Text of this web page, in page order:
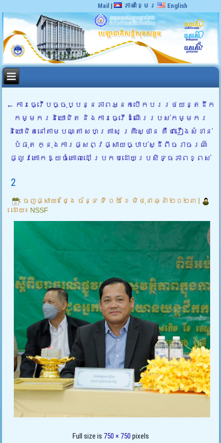
Mail | ភាសាខ្មែរ English
← ការធ្វើបច្ចុប្បន្នភាពអ្នកបើកបររថយន្តដឹក
កម្មករនិយោជិត និងការធ្វើដំណើររបស់កម្មករ
និយោជិតនៅតាមបណ្តា សហគ្រាស គ្រឹះស្ថាន គឺជារឿងសំខាន់
បំផុត ក្នុងការផ្សព្វផ្សាយច្បាប់ស្ដីពីចរាចរណ៍
ផ្លូវគោកឱ្យចំគោលដៅ ប្រកបដោយប្រសិទ្ធភាពខ្ពស់
2
ចេញផ្សាយ៖ ថ្ងៃ ច័ន្ទ ទី ០៥ ខែ មិថុនា ឆ្នាំ ២០២៣
ដោយ៖ NSSF
Full size is 750 × 750 pixels